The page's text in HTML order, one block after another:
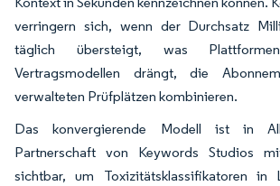
verringern sich, wenn der Durchsatz
täglich übersteigt, was
Vertragsmodellen drängt, die
verwalteten Prüfplätzen kombinieren.
Das konvergierende Modell ist in
Partnerschaft von Keywords Studios
sichtbar, um Toxizitätsklassifikatoren in